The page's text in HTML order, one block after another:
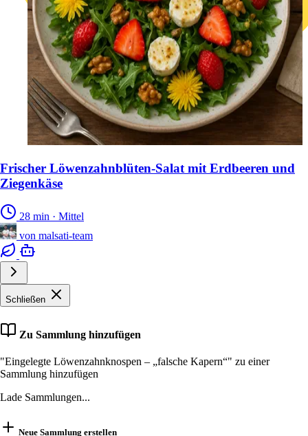
Frischer Löwenzahnblüten-Salat mit Erdbeeren und
Ziegenkäse
28 min · Mittel
von malsati-team
Schließen
Zu Sammlung hinzufügen
"Eingelegte Löwenzahnknospen – „falsche Kapern“" zu einer
Sammlung hinzufügen
Lade Sammlungen...
Neue Sammlung erstellen